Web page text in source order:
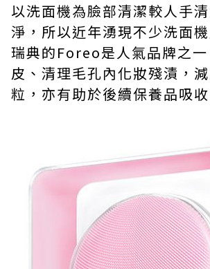
以洗面機為臉部清潔較人手
淨，所以近年湧現不少洗面
瑞典的Foreo是人氣品牌之
皮、清理毛孔內化妝殘漬，
粒，亦有助於後續保養品吸收